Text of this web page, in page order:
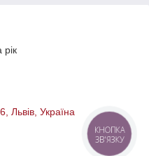
рік
Львів, Україна
КНОПКА
ЗВ'ЯЗКУ